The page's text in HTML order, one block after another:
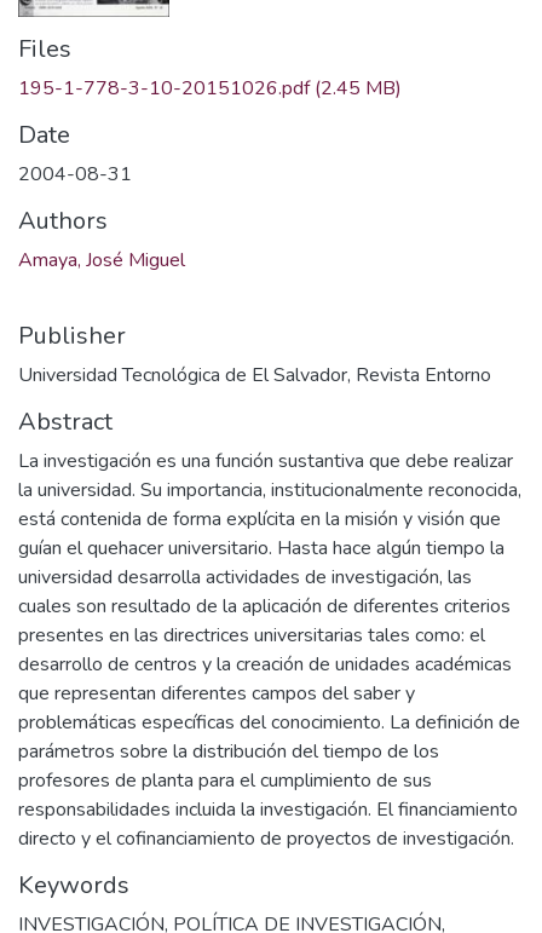
Files
195-1-778-3-10-20151026.pdf(2.45 MB)
Date
2004-08-31
Authors
Amaya, José Miguel
Publisher
Universidad Tecnológica de El Salvador, Revista Entorno
Abstract
La investigación es una función sustantiva que debe realizar
la universidad. Su importancia, institucionalmente reconocida,
está contenida de forma explícita en la misión y visión que
guían el quehacer universitario. Hasta hace algún tiempo la
universidad desarrolla actividades de investigación, las
cuales son resultado de la aplicación de diferentes criterios
presentes en las directrices universitarias tales como: el
desarrollo de centros y la creación de unidades académicas
que representan diferentes campos del saber y
problemáticas específicas del conocimiento. La definición de
parámetros sobre la distribución del tiempo de los
profesores de planta para el cumplimiento de sus
responsabilidades incluida la investigación. El financiamiento
directo y el cofinanciamiento de proyectos de investigación.
Keywords
INVESTIGACIÓN, POLÍTICA DE INVESTIGACIÓN,